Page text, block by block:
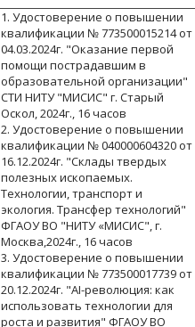
1. Удостоверение о повышении
квалификации № 773500015214 от
04.03.2024г. "Оказание первой
помощи пострадавшим в
образовательной организации"
СТИ НИТУ "МИСИС" г. Старый
Оскол, 2024г., 16 часов
2. Удостоверение о повышении
квалификации № 040000604320 от
16.12.2024г. "Склады твердых
полезных ископаемых.
Технологии, транспорт и
экология. Трансфер технологий"
ФГАОУ ВО "НИТУ «МИСИС", г.
Москва,2024г., 16 часов
3. Удостоверение о повышении
квалификации № 773500017739 от
20.12.2024г. "AI-революция: как
использовать технологии для
роста и развития" ФГАОУ ВО